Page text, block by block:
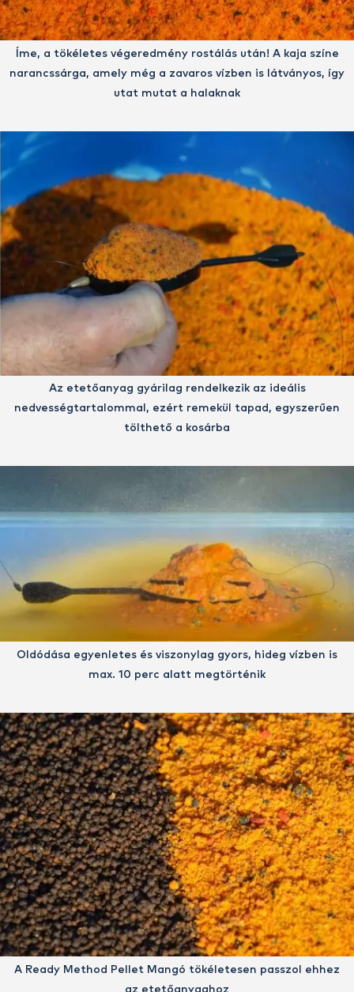
Íme, a tökéletes végeredmény rostálás után! A kaja színe
narancssárga, amely még a zavaros vízben is látványos, így
utat mutat a halaknak
Az etetőanyag gyárilag rendelkezik az ideális
nedvességtartalommal, ezért remekül tapad, egyszerűen
tölthető a kosárba
Oldódása egyenletes és viszonylag gyors, hideg vízben is
max. 10 perc alatt megtörténik
A Ready Method Pellet Mangó tökéletesen passzol ehhez
az etetőanyaghoz